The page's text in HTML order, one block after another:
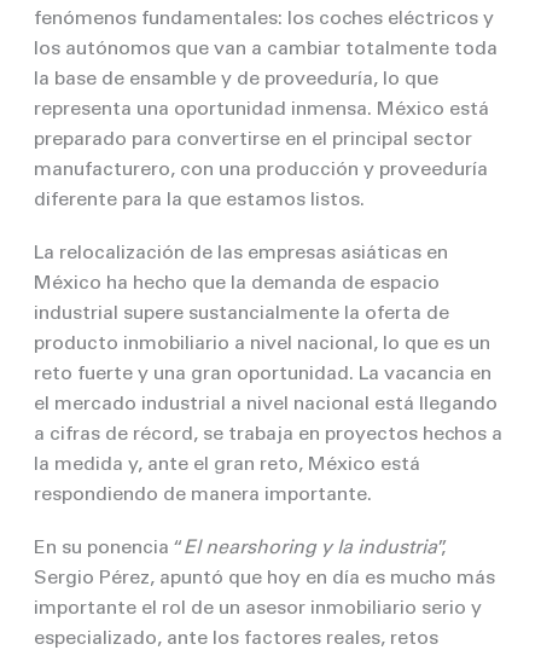
fenómenos fundamentales: los coches eléctricos y
los autónomos que van a cambiar totalmente toda
la base de ensamble y de proveeduría, lo que
representa una oportunidad inmensa. México está
preparado para convertirse en el principal sector
manufacturero, con una producción y proveeduría
diferente para la que estamos listos.
La relocalización de las empresas asiáticas en
México ha hecho que la demanda de espacio
industrial supere sustancialmente la oferta de
producto inmobiliario a nivel nacional, lo que es un
reto fuerte y una gran oportunidad. La vacancia en
el mercado industrial a nivel nacional está llegando
a cifras de récord, se trabaja en proyectos hechos a
la medida y, ante el gran reto, México está
respondiendo de manera importante.
En su ponencia “El nearshoring y la industria”,
Sergio Pérez, apuntó que hoy en día es mucho más
importante el rol de un asesor inmobiliario serio y
especializado, ante los factores reales, retos